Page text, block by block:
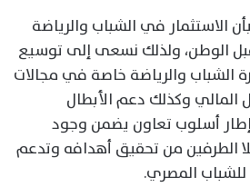
الاستثمار في الشباب والرياضة
الوطن، ولذلك نسعى إلى توسيع
الشباب والرياضة خاصة في مجالات
المالي وكذلك دعم الأبطال
أسلوب تعاون يضمن وجود
الطرفين من تحقيق أهدافه وتدعم
المصري.